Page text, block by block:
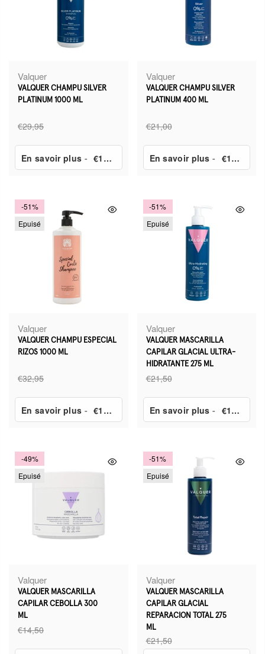
Valquer
VALQUER CHAMPU SILVER
PLATINUM 1000 ML
€29,95
En savoir plus - €14,90
Valquer
VALQUER CHAMPU SILVER
PLATINUM 400 ML
€21,00
En savoir plus - €10,50
-51%
Epuisé
Valquer
VALQUER CHAMPU ESPECIAL
RIZOS 1000 ML
€32,95
En savoir plus - €16,40
-51%
Epuisé
Valquer
VALQUER MASCARILLA
CAPILAR GLACIAL ULTRA-
HIDRATANTE 275 ML
€21,50
En savoir plus - €10,70
-49%
Epuisé
Valquer
VALQUER MASCARILLA
CAPILAR CEBOLLA 300
ML
€14,50
-51%
Epuisé
Valquer
VALQUER MASCARILLA
CAPILAR GLACIAL
REPARACION TOTAL 275
ML
€21,50